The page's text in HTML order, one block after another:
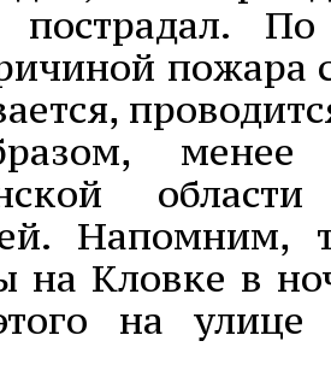
По
пожара
области
на Кловке в
на улице